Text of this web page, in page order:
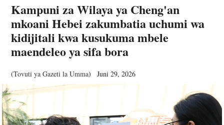
Kampuni za Wilaya ya Cheng'an
mkoani Hebei zakumbatia uchumi wa
kidijitali kwa kusukuma mbele
maendeleo ya sifa bora
(Tovuti ya Gazeti la Umma) Juni 29, 2026